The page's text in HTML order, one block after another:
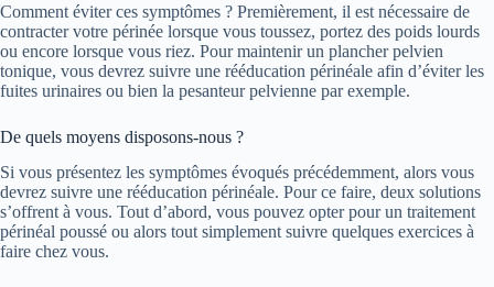
Comment éviter ces symptômes ? Premièrement, il est nécessaire de
contracter votre périnée lorsque vous toussez, portez des poids lourds
ou encore lorsque vous riez. Pour maintenir un plancher pelvien
tonique, vous devrez suivre une rééducation périnéale afin d’éviter les
fuites urinaires ou bien la pesanteur pelvienne par exemple.
De quels moyens disposons-nous ?
Si vous présentez les symptômes évoqués précédemment, alors vous
devrez suivre une rééducation périnéale. Pour ce faire, deux solutions
s’offrent à vous. Tout d’abord, vous pouvez opter pour un traitement
périnéal poussé ou alors tout simplement suivre quelques exercices à
faire chez vous.